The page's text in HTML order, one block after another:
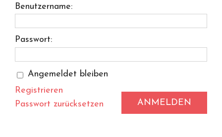
Benutzername:
Passwort:
Angemeldet bleiben
ANMELDEN
Registrieren
Passwort zurücksetzen